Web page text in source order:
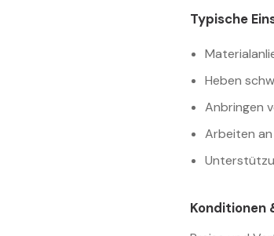
Typische
Heben
Anbringen
Arbeiten
Konditionen